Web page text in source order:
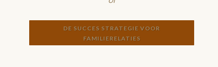
DE SUCCES STRATEGIE VOOR
FAMILIERELATIES